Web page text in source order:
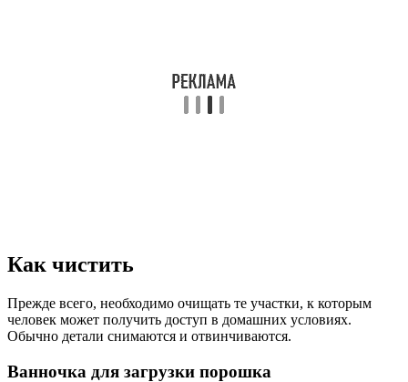
Как чистить
Прежде всего, необходимо очищать те участки, к которым
человек может получить доступ в домашних условиях.
Обычно детали снимаются и отвинчиваются.
Ванночка для загрузки порошка